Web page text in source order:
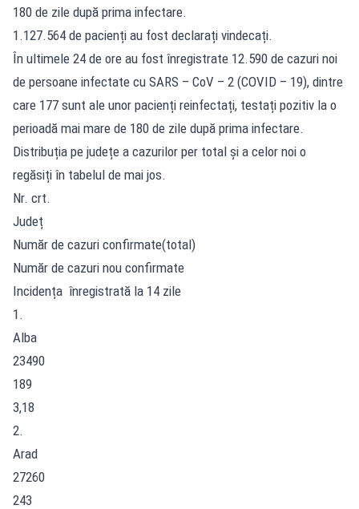
180 de zile după prima infectare.
1.127.564 de pacienți au fost declarați vindecați.
În ultimele 24 de ore au fost înregistrate 12.590 de cazuri noi
de persoane infectate cu SARS – CoV – 2 (COVID – 19), dintre
care 177 sunt ale unor pacienți reinfectați, testați pozitiv la o
perioadă mai mare de 180 de zile după prima infectare.
Distribuția pe județe a cazurilor per total și a celor noi o
regăsiți în tabelul de mai jos.
Nr. crt.
Județ
Număr de cazuri confirmate(total)
Număr de cazuri nou confirmate
Incidența înregistrată la 14 zile
1.
Alba
23490
189
3,18
2.
Arad
27260
243